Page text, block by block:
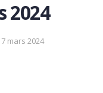
2024
mars 2024